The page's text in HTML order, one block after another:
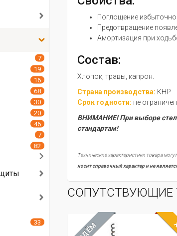
Поглощение
Предотвращение
Амортизация при
Состав:
Хлопок, травы, капрон.
Страна производства: КНР
Срок годности: не ограничен
ВНИМАНИЕ! При выборе
стандартам!
Технические характеристики товара
носит справочный характер и не
СОПУТСТВУЮЩИЕ
7
19
16
68
30
20
46
7
82
33